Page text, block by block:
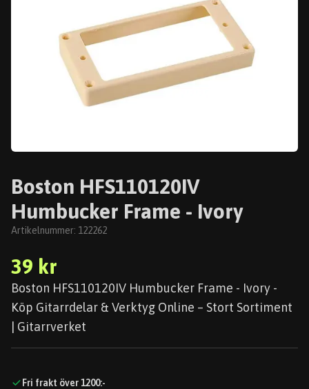
Boston HFS110120IV
Humbucker Frame - Ivory
Artikelnummer: 122262
39 kr
Boston HFS110120IV Humbucker Frame - Ivory -
Köp Gitarrdelar & Verktyg Online – Stort Sortiment
| Gitarrverket
Fri frakt över 1200:-